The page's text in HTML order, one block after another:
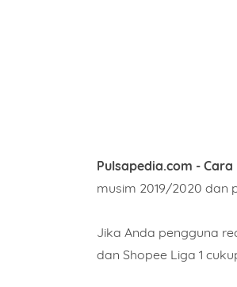
Pulsapedia.com -
musim 2019/2020 dan
Jika Anda pengguna
dan Shopee Liga 1